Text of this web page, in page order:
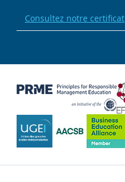
Consultez notre certificat